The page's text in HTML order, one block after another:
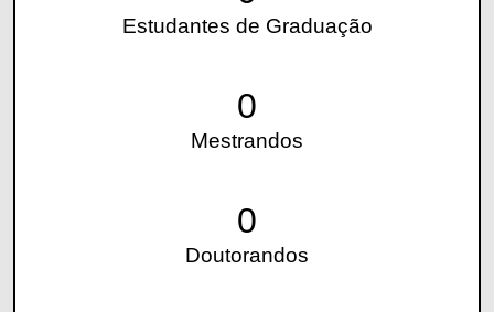
Estudantes de Graduação
0
Mestrandos
0
Doutorandos